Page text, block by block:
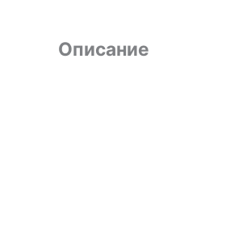
Описание